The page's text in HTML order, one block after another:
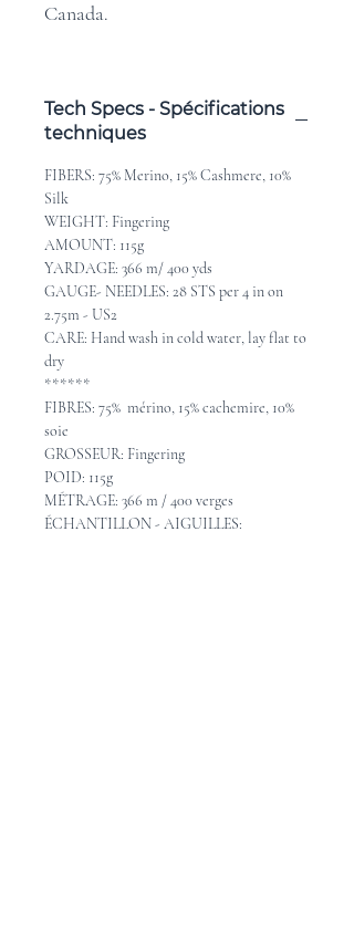
Canada.
Tech Specs - Spécifications
techniques
FIBERS: 75% Merino, 15% Cashmere, 10%
Silk
WEIGHT: Fingering
AMOUNT: 115g
YARDAGE: 366 m/ 400 yds
GAUGE- NEEDLES: 28 STS per 4 in on
2.75m - US2
CARE: Hand wash in cold water, lay flat to
dry
******
FIBRES: 75% mérino, 15% cachemire, 10%
soie
GROSSEUR: Fingering
POID: 115g
MÉTRAGE: 366 m / 400 verges
ÉCHANTILLON - AIGUILLES: